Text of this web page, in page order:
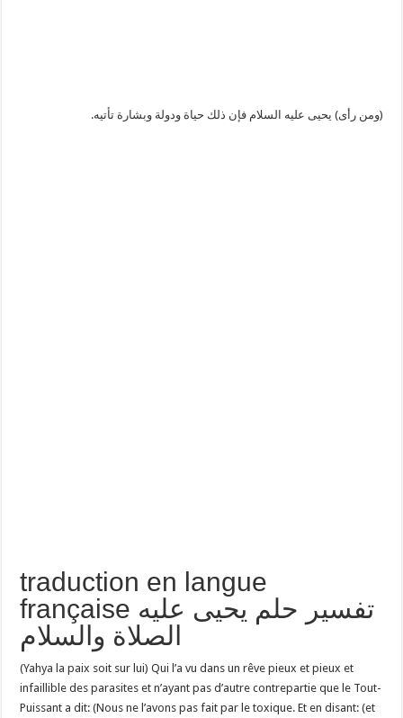
(ومن رأى) يحيى عليه السلام فإن ذلك حياة ودولة وبشارة تأتيه.
traduction en langue
française تفسير حلم يحيى عليه
الصلاة والسلام
(Yahya la paix soit sur lui) Qui l’a vu dans un rêve pieux et pieux et
infaillible des parasites et n’ayant pas d’autre contrepartie que le Tout-
Puissant a dit: (Nous ne l’avons pas fait par le toxique. Et en disant: (et